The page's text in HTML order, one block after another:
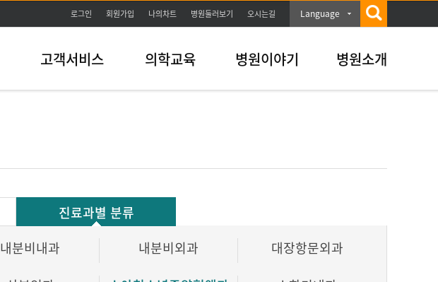
로그인 회원가입 나의차트 병원둘러보기 오시는길 Language
고객서비스 의학교육 병원이야기 병원소개
진료과별 분류
내분비내과 내분비외과
대장항문외과